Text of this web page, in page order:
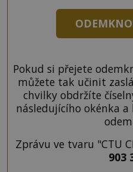
Pokud si přejete
můžete tak učinit
chvilky obdržíte
následujícího okénka
Zprávu ve tvaru "CTU
903